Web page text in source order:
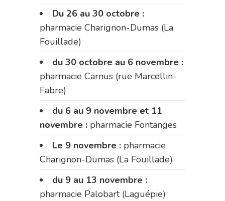
Du 26 au 30 octobre :
pharmacie Charignon-Dumas (La
Fouillade)
du 30 octobre au 6 novembre :
pharmacie Carnus (rue Marcellin-
Fabre)
du 6 au 9 novembre et 11
novembre : pharmacie Fontanges
Le 9 novembre : pharmacie
Charignon-Dumas (La Fouillade)
du 9 au 13 novembre :
pharmacie Palobart (Laguépie)